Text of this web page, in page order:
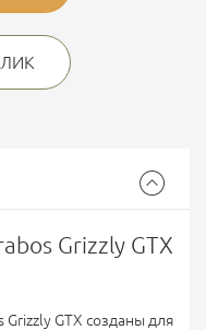
Grizzly GTX
GTX созданы для